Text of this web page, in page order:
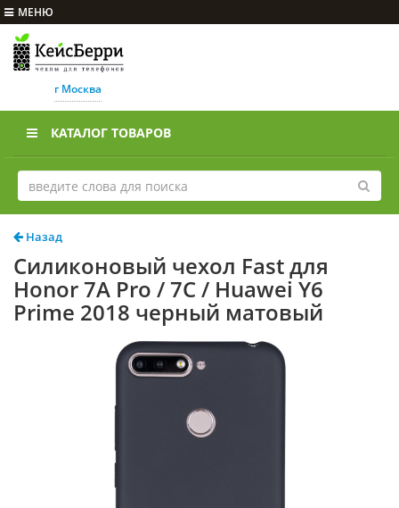
МЕНЮ
г Москва
КАТАЛОГ ТОВАРОВ
Назад
Силиконовый чехол Fast для
Honor 7A Pro / 7C / Huawei Y6
Prime 2018 черный матовый